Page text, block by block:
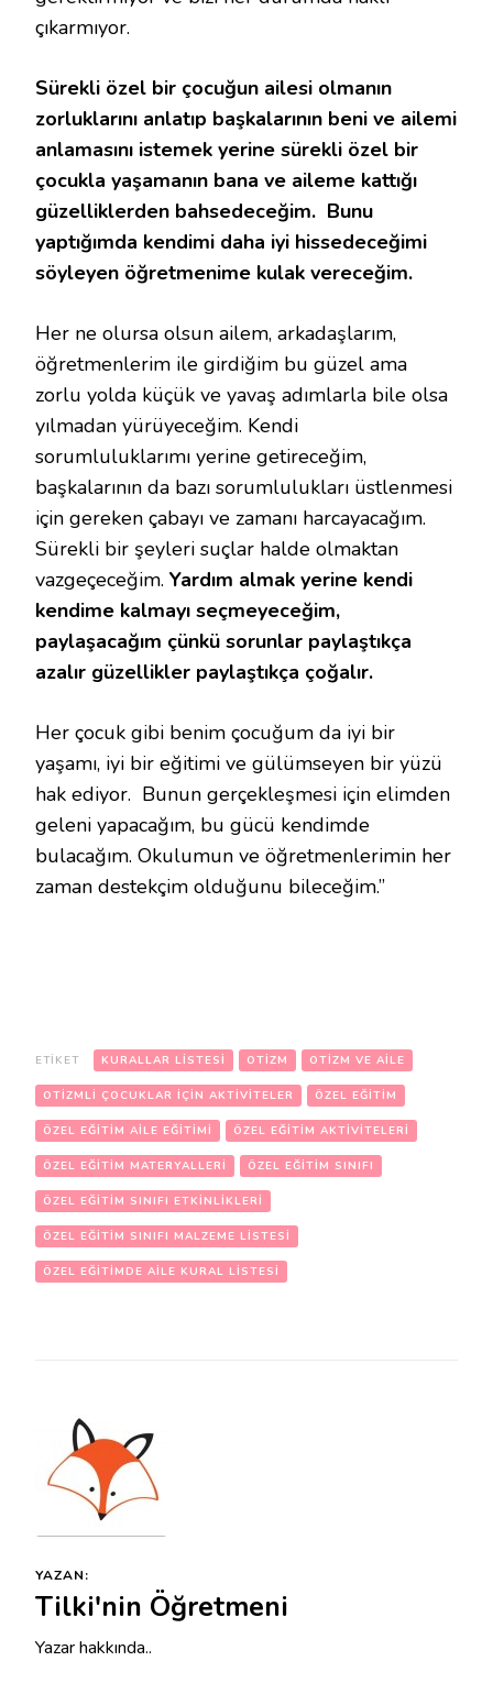
çıkarmıyor.
Sürekli özel bir çocuğun ailesi olmanın
zorluklarını anlatıp başkalarının beni ve ailemi
anlamasını istemek yerine sürekli özel bir
çocukla yaşamanın bana ve aileme kattığı
güzelliklerden bahsedeceğim. Bunu
yaptığımda kendimi daha iyi hissedeceğimi
söyleyen öğretmenime kulak vereceğim.
Her ne olursa olsun ailem, arkadaşlarım,
öğretmenlerim ile girdiğim bu güzel ama
zorlu yolda küçük ve yavaş adımlarla bile olsa
yılmadan yürüyeceğim. Kendi
sorumluluklarımı yerine getireceğim,
başkalarının da bazı sorumlulukları üstlenmesi
için gereken çabayı ve zamanı harcayacağım.
Sürekli bir şeyleri suçlar halde olmaktan
vazgeçeceğim. Yardım almak yerine kendi
kendime kalmayı seçmeyeceğim,
paylaşacağım çünkü sorunlar paylaştıkça
azalır güzellikler paylaştıkça çoğalır.
Her çocuk gibi benim çocuğum da iyi bir
yaşamı, iyi bir eğitimi ve gülümseyen bir yüzü
hak ediyor. Bunun gerçekleşmesi için elimden
geleni yapacağım, bu gücü kendimde
bulacağım. Okulumun ve öğretmenlerimin her
zaman destekçim olduğunu bileceğim.”
ETIKET KURALLAR LISTESI OTIZM OTIZM VE AILE
OTIZMLI ÇOCUKLAR IÇIN AKTIVITELER ÖZEL EĞITIM
ÖZEL EĞITIM AILE EĞITIMI ÖZEL EĞITIM AKTIVITELERI
ÖZEL EĞITIM MATERYALLERI ÖZEL EĞITIM SINIFI
ÖZEL EĞITIM SINIFI ETKINLIKLERI
ÖZEL EĞITIM SINIFI MALZEME LISTESI
ÖZEL EĞITIMDE AILE KURAL LISTESI
YAZAN:
Tilki'nin Öğretmeni
Yazar hakkında..